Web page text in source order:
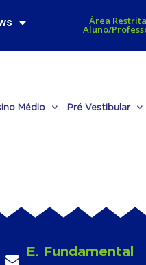
Área Restrita
Aluno/
Médio Pré Vestibular
E. Fundamental